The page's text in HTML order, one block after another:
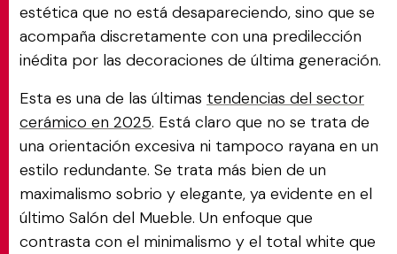
estética que no está desapareciendo, sino que se
acompaña discretamente con una predilección
inédita por las decoraciones de última generación.
Esta es una de las últimas tendencias del sector
cerámico en 2025. Está claro que no se trata de
una orientación excesiva ni tampoco rayana en un
estilo redundante. Se trata más bien de un
maximalismo sobrio y elegante, ya evidente en el
último Salón del Mueble. Un enfoque que
contrasta con el minimalismo y el total white que